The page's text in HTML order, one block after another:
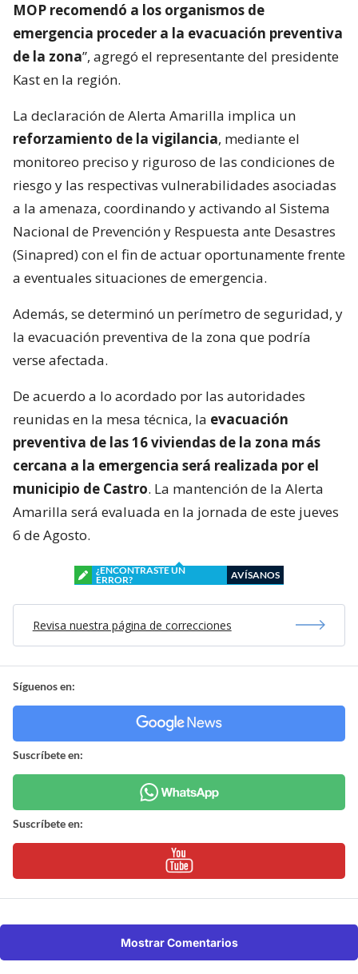
MOP recomendó a los organismos de
emergencia proceder a la evacuación preventiva
de la zona”, agregó el representante del presidente
Kast en la región.
La declaración de Alerta Amarilla implica un
reforzamiento de la vigilancia, mediante el
monitoreo preciso y riguroso de las condiciones de
riesgo y las respectivas vulnerabilidades asociadas
a la amenaza, coordinando y activando al Sistema
Nacional de Prevención y Respuesta ante Desastres
(Sinapred) con el fin de actuar oportunamente frente
a eventuales situaciones de emergencia.
Además, se determinó un perímetro de seguridad, y
la evacuación preventiva de la zona que podría
verse afectada.
De acuerdo a lo acordado por las autoridades
reunidas en la mesa técnica, la evacuación
preventiva de las 16 viviendas de la zona más
cercana a la emergencia será realizada por el
municipio de Castro. La mantención de la Alerta
Amarilla será evaluada en la jornada de este jueves
6 de Agosto.
¿ENCONTRASTE UN
ERROR?
AVÍSANOS
Revisa nuestra página de correcciones
Síguenos en:
Suscríbete en:
Suscríbete en:
Mostrar Comentarios